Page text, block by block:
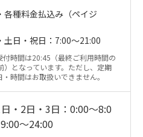
各種料金払込み（ペイジ
日・祝日：7:00～21:00
付時間は20:45（最終ご利用時間の
）となっています。ただし、定期
・時間はお取扱いできません。
・2日・3日：0:00～8:0
～24:00